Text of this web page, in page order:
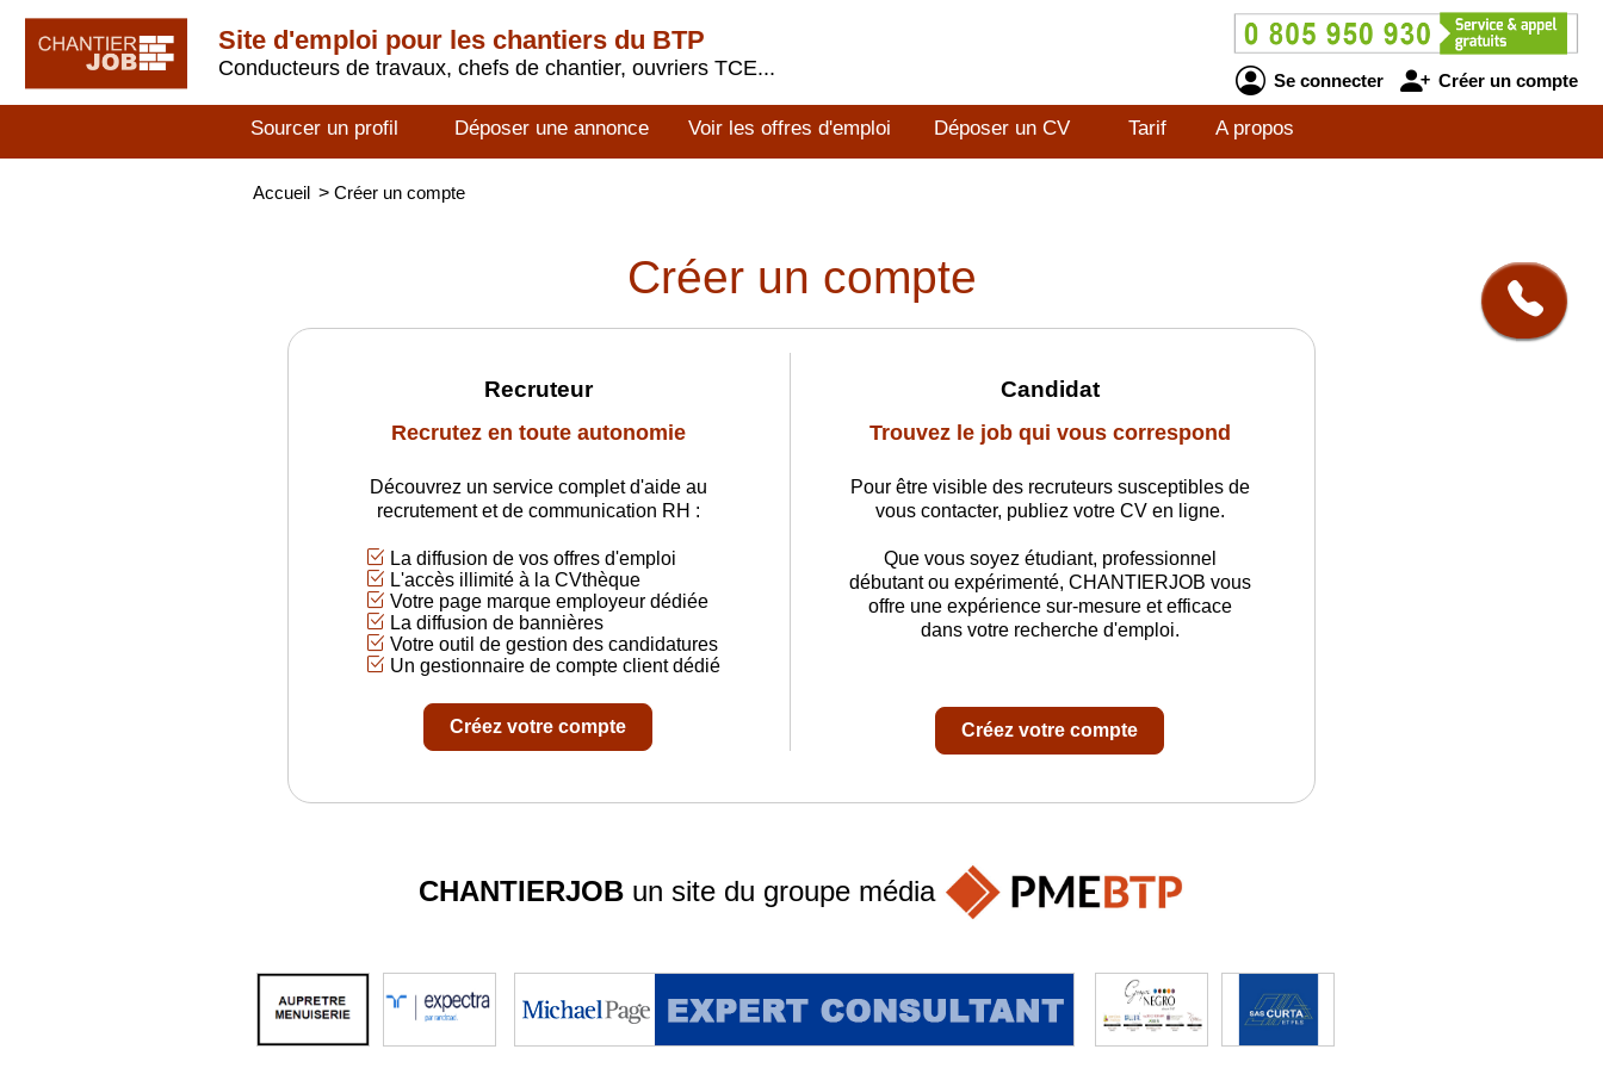
Site d'emploi pour les chantiers du BTP
Conducteurs de travaux, chefs de chantier, ouvriers TCE...
Se connecter Créer un compte
Sourcer un profil Déposer une annonce Voir les offres d'emploi Déposer un CV Tarif A propos
Accueil > Créer un compte
Créer un compte
Recruteur
Recrutez en toute autonomie
Découvrez un service complet d'aide au
recrutement et de communication RH :
La diffusion de vos offres d'emploi
L'accès illimité à la CVthèque
Votre page marque employeur dédiée
La diffusion de bannières
Votre outil de gestion des candidatures
Un gestionnaire de compte client dédié
Créez votre compte
Candidat
Trouvez le job qui vous correspond
Pour être visible des recruteurs susceptibles de
vous contacter, publiez votre CV en ligne.
Que vous soyez étudiant, professionnel
débutant ou expérimenté, CHANTIERJOB vous
offre une expérience sur-mesure et efficace
dans votre recherche d'emploi.
Créez votre compte
CHANTIERJOBun site du groupe média